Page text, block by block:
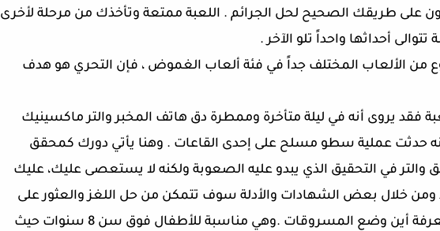
على طريقك الصحيح لحل الجرائم . اللعبة ممتعة وتأخذك من مرحلة لأخرى
أحداثها واحداً تلو الآخر .
من الألعاب المختلف جداً في فئة ألعاب الغموض ، فإن التحري هو هدف
فقد يروى أنه في ليلة متأخرة وممطرة دق هاتف المخبر والتر ماكسينيك
حدثت عملية سطو مسلح على إحدى القاعات . وهنا يأتي دورك كمحقق
في التحقيق الذي يبدو عليه الصعوبة ولكنه لا يستعصى عليك، عليك
ومن خلال بعض الشهادات والأدلة سوف تتمكن من حل اللغز والعثور على
المجرم ببراعة وأيضاً معرفة أين وضع المسروقات .وهي مناسبة للأطفال فوق سن 8 سنوات حيث